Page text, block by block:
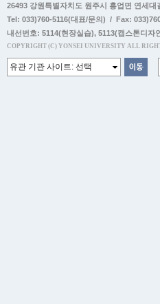
26493 강원특별자치도 원주시 흥업면 연세대
Tel: 033)760-5116(대표/문의) / Fax:
내선번호: 5114(현장실습), 5113(캡스톤디자
COPYRIGHT (C) YONSEI UNIVERSITY ALL